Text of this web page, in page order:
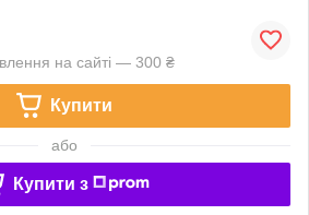
на сайті — 300 ₴
Купити
або
Купити з